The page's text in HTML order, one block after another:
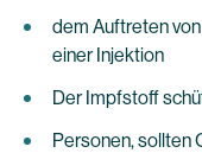
dem Auftreten
einer Injektion
Der Impfstoff
Personen, sollten